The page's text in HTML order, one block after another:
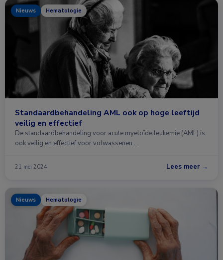
Nieuws Hematologie
Standaardbehandeling AML ook op hoge leeftijd
veilig en effectief
De standaardbehandeling voor acute myeloïde leukemie (AML) is
ook veilig en effectief voor volwassenen …
21 mei 2024 Lees meer →
Nieuws Hematologie